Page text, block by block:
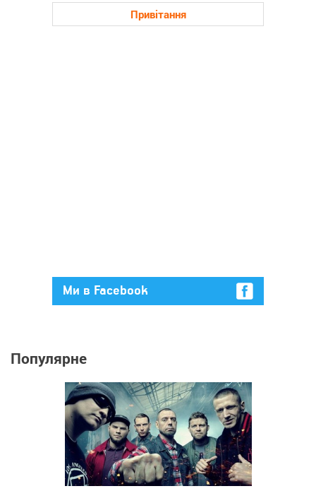
Привітання
Ми в Facebook
Популярне
809